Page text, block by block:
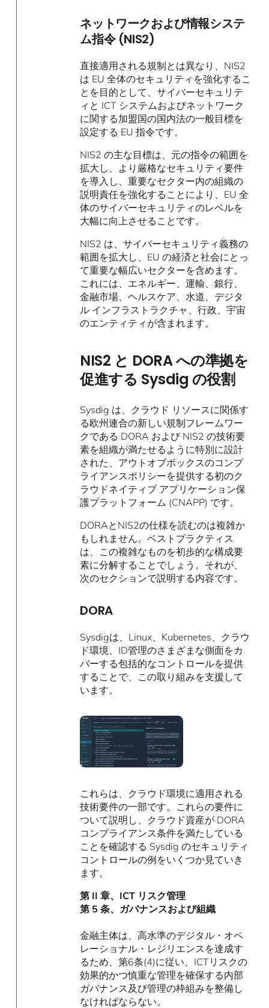
ネットワークおよび情報システ
ム指令 (NIS2)
直接適用される規制とは異なり、NIS2
は EU 全体のセキュリティを強化するこ
とを目的として、サイバーセキュリテ
ィと ICT システムおよびネットワーク
に関する加盟国の国内法の一般目標を
設定する EU 指令です。
NIS2 の主な目標は、元の指令の範囲を
拡大し、より厳格なセキュリティ要件
を導入し、重要なセクター内の組織の
説明責任を強化することにより、EU 全
体のサイバーセキュリティのレベルを
大幅に向上させることです。
NIS2 は、サイバーセキュリティ義務の
範囲を拡大し、EU の経済と社会にとっ
て重要な幅広いセクターを含めます。
これには、エネルギー、運輸、銀行、
金融市場、ヘルスケア、水道、デジタ
ル インフラストラクチャ、行政、宇宙
のエンティティが含まれます。
NIS2 と DORA への準拠を
促進する Sysdig の役割
Sysdig は、クラウド リソースに関係す
る欧州連合の新しい規制フレームワー
クである DORA および NIS2 の技術要
素を組織が満たせるように特別に設計
された、アウトオブボックスのコンプ
ライアンスポリシーを提供する初のク
ラウドネイティブ アプリケーション保
護プラットフォーム (CNAPP) です。
DORAとNIS2の仕様を読むのは複雑か
もしれません。ベストプラクティス
は、この複雑なものを初歩的な構成要
素に分解することでしょう。それが、
次のセクションで説明する内容です。
DORA
Sysdigは、Linux、Kubernetes、クラウ
ド環境、ID管理のさまざまな側面をカ
バーする包括的なコントロールを提供
することで、この取り組みを支援して
います。
これらは、クラウド環境に適用される
技術要件の一部です。これらの要件に
ついて説明し、クラウド資産が DORA
コンプライアンス条件を満たしている
ことを確認する Sysdig のセキュリティ
コントロールの例をいくつか見ていき
ます。
第 II 章、ICT リスク管理
第 5 条、ガバナンスおよび組織
金融主体は、高水準のデジタル・オペ
レーショナル・レジリエンスを達成す
るため、第6条(4)に従い、ICTリスクの
効果的かつ慎重な管理を確保する内部
ガバナンス及び管理の枠組みを整備し
なければならない。